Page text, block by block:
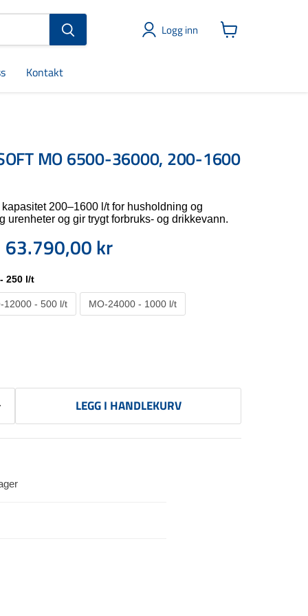
Logg inn
Kontakt
MO 6500-36000, 200-1600
200–1600 l/t for husholdning og
urenheter og gir trygt forbruks- og drikkevann.
pris
Nåværende pris
63.790,00 kr
250 l/t
12000 - 500 l/t MO-24000 - 1000 l/t
LEGG I HANDLEKURV